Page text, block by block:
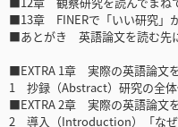
■13章 FINERで「いい研究」
■あとがき 英語論文を読む先
■EXTRA 1章 実際の英語論文
1 抄録（Abstract）研究の全体
■EXTRA 2章 実際の英語論文
2 導入（Introduction）「なぜ